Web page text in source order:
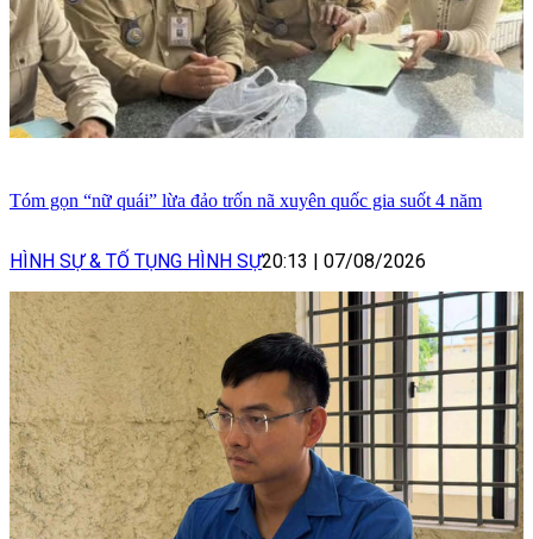
Tóm gọn “nữ quái” lừa đảo trốn nã xuyên quốc gia suốt 4 năm
HÌNH SỰ & TỐ TỤNG HÌNH SỰ20:13 | 07/08/2026